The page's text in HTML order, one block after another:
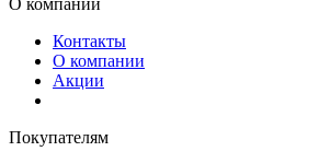
Контакты
О компании
Акции
Покупателям